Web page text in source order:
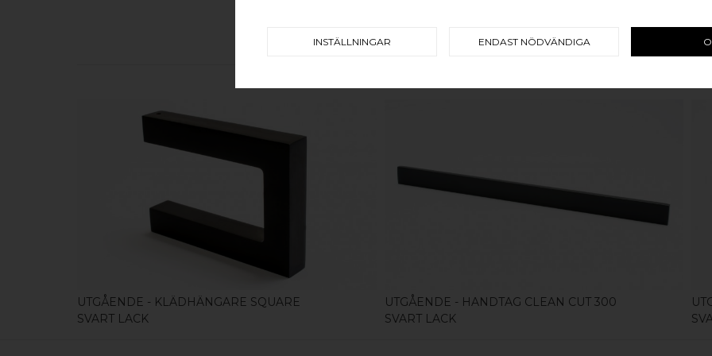
UTGÅENDE - KLÄDHÄNGARE SQUARE
SVART LACK
UTGÅENDE - HANDTAG CLEAN CUT 300
SVART LACK
INSTÄLLNINGAR ENDAST NÖDVÄNDIGA